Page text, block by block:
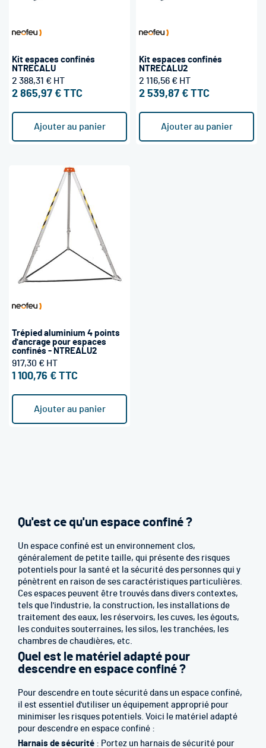
Qu'est ce qu'un espace confiné ?
Un espace confiné est un environnement clos,
généralement de petite taille, qui présente des risques
potentiels pour la santé et la sécurité des personnes qui y
pénètrent en raison de ses caractéristiques particulières.
Ces espaces peuvent être trouvés dans divers contextes,
tels que l'industrie, la construction, les installations de
traitement des eaux, les réservoirs, les cuves, les égouts,
les conduites souterraines, les silos, les tranchées, les
chambres de chaudières, etc.
Quel est le matériel adapté pour
descendre en espace confiné ?
Pour descendre en toute sécurité dans un espace confiné,
il est essentiel d'utiliser un équipement approprié pour
minimiser les risques potentiels. Voici le matériel adapté
pour descendre en espace confiné :
Harnais de sécurité : Portez un harnais de sécurité pour
Kit espaces confinés
NTRECALU
2 865,97 €
2 388,31 €
Ajouter au panier
Kit espaces confinés
NTRECALU2
2 539,87 €
2 116,56 €
Ajouter au panier
Trépied aluminium 4 points
d'ancrage pour espaces
confinés - NTREALU2
1 100,76 €
917,30 €
Ajouter au panier